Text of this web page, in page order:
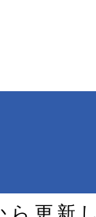
ら更新し